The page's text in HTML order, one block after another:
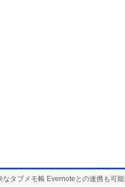
タブメモ帳 Evernoteとの連携も可能